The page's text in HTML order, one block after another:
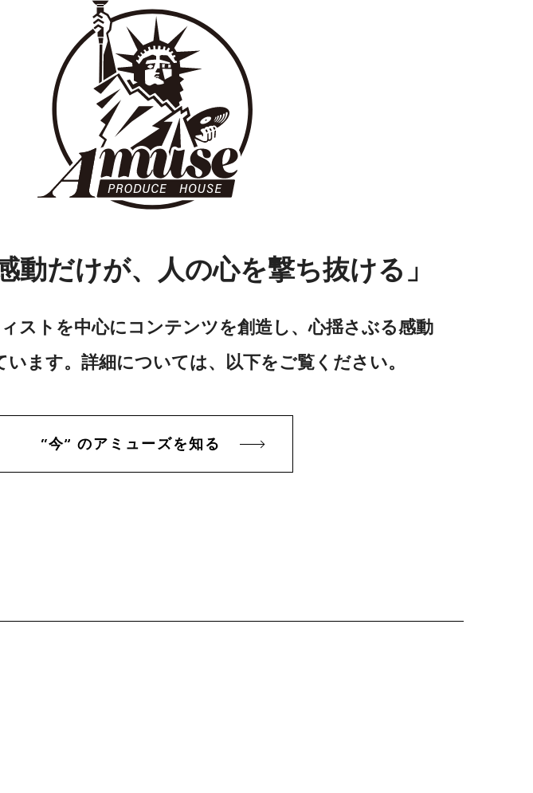
動だけが、人の心を撃ち抜ける」
ストを中心にコンテンツを創造し、心揺さぶる感動
います。詳細については、以下をご覧ください。
“今” のアミューズを知る